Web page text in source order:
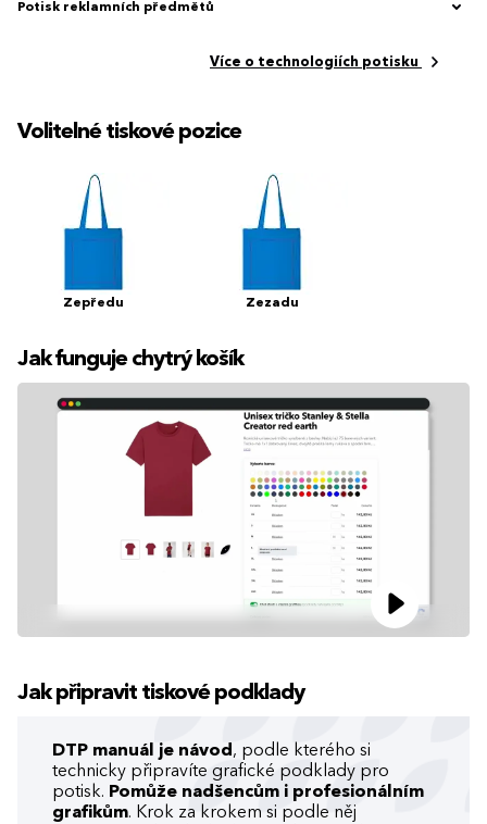
Potisk reklamních předmětů
Více o technologiích potisku
Volitelné tiskové pozice
Zepředu Zezadu
Jak funguje chytrý košík
Jak připravit tiskové podklady
DTP manuál je návod , podle kterého si
technicky připravíte grafické podklady pro
potisk. Pomůže nadšencům i profesionálním
grafikům. Krok za krokem si podle něj